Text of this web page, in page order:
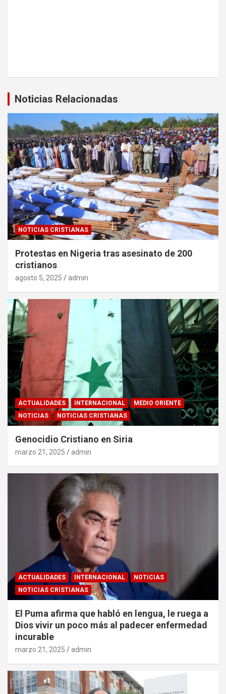
Noticias Relacionadas
NOTICIAS CRISTIANAS
Protestas en Nigeria tras asesinato de 200
cristianos
agosto 5, 2025 admin
ACTUALIDADES INTERNACIONAL
MEDIO ORIENTE
NOTICIAS
NOTICIAS CRISTIANAS
Genocidio Cristiano en Siria
marzo 21, 2025 admin
ACTUALIDADES INTERNACIONAL
NOTICIAS
NOTICIAS CRISTIANAS
El Puma afirma que habló en lengua, le ruega a
Dios vivir un poco más al padecer enfermedad
incurable
marzo 21, 2025 admin